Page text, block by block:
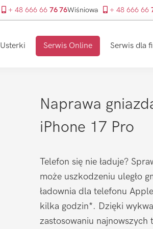
+ 48 666 66 76 76Wiśniowa + 48 666 66
Usterki Serwis Online Serwis dla
Naprawa
iPhone 17 Pro
Telefon się nie ładuje?
może uszkodzeniu uległo
ładownia dla telefonu
kilka godzin*. Dzięki
zastosowaniu